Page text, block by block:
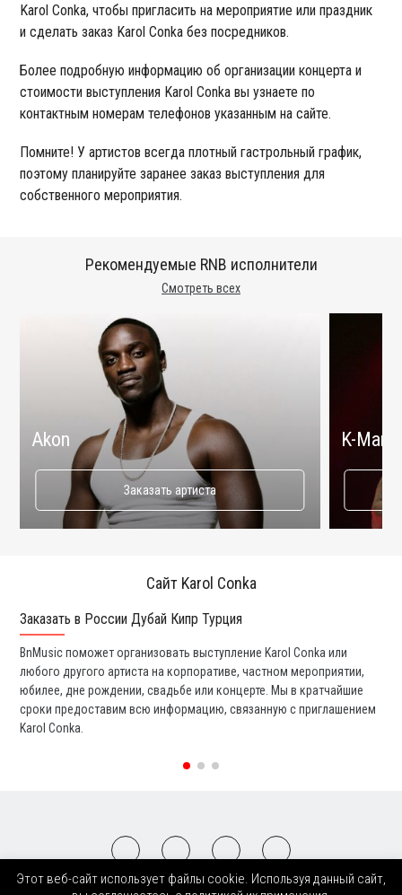
Karol Conka, чтобы пригласить на мероприятие или праздник
и сделать заказ Karol Conka без посредников.
Более подробную информацию об организации концерта и
стоимости выступления Karol Conka вы узнаете по
контактным номерам телефонов указанным на сайте.
Помните! У артистов всегда плотный гастрольный график,
поэтому планируйте заранее заказ выступления для
собственного мероприятия.
Смотреть всех
Рекомендуемые RNB исполнители
Akon
Заказать артиста
K-Maro
Сайт Karol Conka
Заказать в России Дубай Кипр Турция
BnMusic поможет организовать выступление Karol Conka или
любого другого артиста на корпоративе, частном мероприятии,
юбилее, дне рождении, свадьбе или концерте. Мы в кратчайшие
сроки предоставим всю информацию, связанную с приглашением
Karol Conka.
Этот веб-сайт использует файлы cookie. Используя данный сайт,